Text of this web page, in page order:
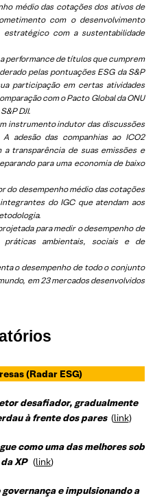
médio das cotações dos ativos de
com o desenvolvimento
com a sustentabilidade
performance de títulos que cumprem
pelas pontuações ESG da S&P
participação em certas atividades
com o Pacto Global da ONU
DJI.
instrumento indutor das discussões
adesão das companhias ao ICO2
transparência de suas emissões e
para uma economia de baixo
do desempenho médio das cotações
do IGC que atendam aos
para medir o desempenho de
práticas ambientais, sociais e de
o desempenho de todo o conjunto
em 23 mercados desenvolvidos
(Radar ESG)
desafiador, gradualmente
à frente dos pares (link)
como uma das melhores sob
XP (link)
e impulsionando a